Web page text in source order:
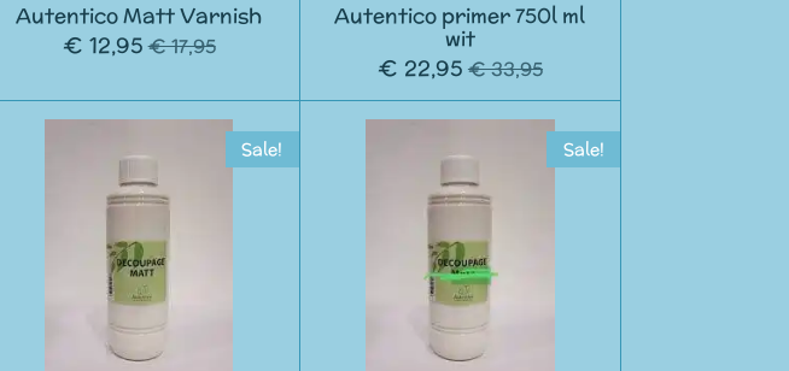
Autentico Matt Varnish
€ 12,95 € 17,95
Autentico primer 750l ml
wit
€ 22,95 € 33,95
Sale! Sale!